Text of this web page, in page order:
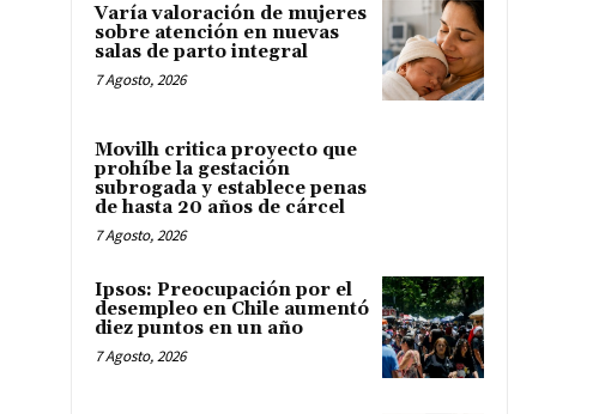
Varía valoración de mujeres
sobre atención en nuevas
salas de parto integral
7 Agosto, 2026
Movilh critica proyecto que
prohíbe la gestación
subrogada y establece penas
de hasta 20 años de cárcel
7 Agosto, 2026
Ipsos: Preocupación por el
desempleo en Chile aumentó
diez puntos en un año
7 Agosto, 2026